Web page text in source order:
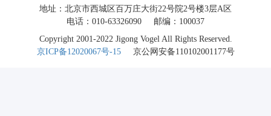
地址：北京市西城区百万庄大街22号院2号楼3层A区
电话：010-63326090
邮编：100037
Copyright 2001-2022 Jigong Vogel All Rights Reserved.
京ICP备12020067号-15
京公网安备110102001177号